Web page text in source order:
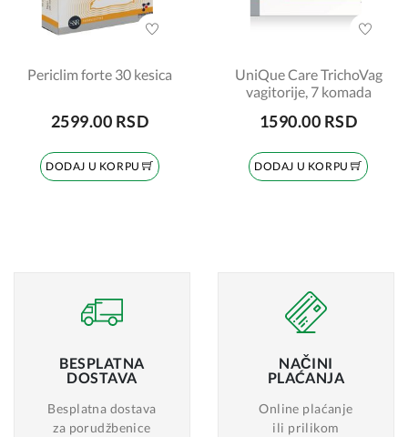
Periclim forte 30 kesica
2599.00 RSD
DODAJ U KORPU
UniQue Care TrichoVag
vagitorije, 7 komada
1590.00 RSD
DODAJ U KORPU
BESPLATNA
DOSTAVA
Besplatna dostava
za porudžbenice
NAČINI
PLAĆANJA
Online plaćanje
ili prilikom